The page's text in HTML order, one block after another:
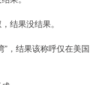
结果没结果。
”，结果该称呼仅在美国